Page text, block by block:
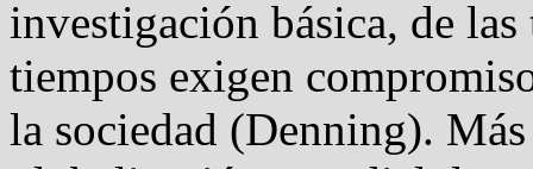
investigación básica, de
tiempos exigen
la sociedad (Denning).